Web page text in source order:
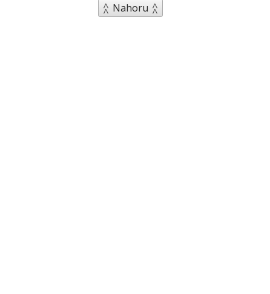
Nahoru